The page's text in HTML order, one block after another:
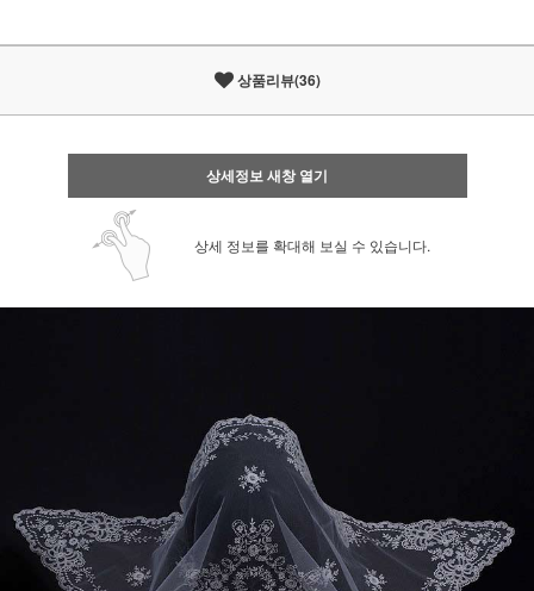
상품리뷰(36)
상세정보 새창 열기
상세 정보를 확대해 보실 수 있습니다.